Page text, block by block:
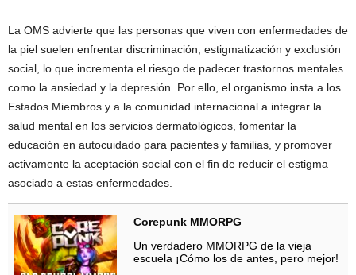
La OMS advierte que las personas que viven con enfermedades de
la piel suelen enfrentar discriminación, estigmatización y exclusión
social, lo que incrementa el riesgo de padecer trastornos mentales
como la ansiedad y la depresión. Por ello, el organismo insta a los
Estados Miembros y a la comunidad internacional a integrar la
salud mental en los servicios dermatológicos, fomentar la
educación en autocuidado para pacientes y familias, y promover
activamente la aceptación social con el fin de reducir el estigma
asociado a estas enfermedades.
Corepunk MMORPG
Un verdadero MMORPG de la vieja
escuela ¡Cómo los de antes, pero mejor!